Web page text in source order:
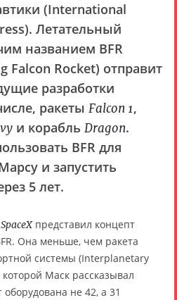
(International
Летательный
названием BFR
Falcon Rocket) отправит
разработки
ракеты Falcon 1,
и корабль Dragon.
BFR для
и запустить
5 лет.
SpaceXпредставил концепт
Она меньше, чем ракета
системы (Interplanetary
Маск рассказывал
не 42, а 31